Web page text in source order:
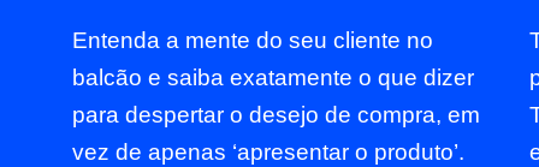
Entenda a mente do seu cliente no
balcão e saiba exatamente o que dizer
para despertar o desejo de compra, em
vez de apenas ‘apresentar o produto’.